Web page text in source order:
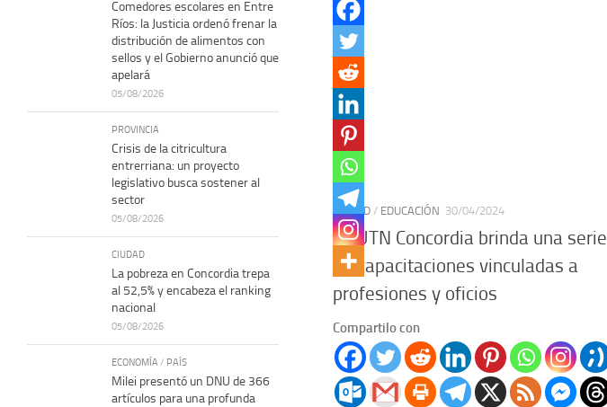
CIUDAD / EDUCACIÓN 30/04/2024
La UTN Concordia brinda una serie
de capacitaciones vinculadas a
profesiones y oficios
Compartilo con
Comedores escolares en Entre
Ríos: la Justicia ordenó frenar la
distribución de alimentos con
sellos y el Gobierno anunció que
apelará
05/08/2026
PROVINCIA
Crisis de la citricultura
entrerriana: un proyecto
legislativo busca sostener al
sector
05/08/2026
CIUDAD
La pobreza en Concordia trepa
al 52,5% y encabeza el ranking
nacional
05/08/2026
ECONOMÍA / PAÍS
Milei presentó un DNU de 366
artículos para una profunda